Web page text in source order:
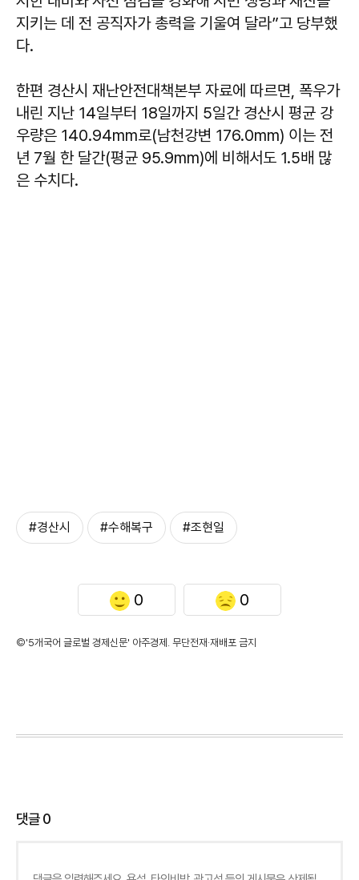
지키는 데 전 공직자가 총력을 기울여 달라”고 당부했
다.
한편 경산시 재난안전대책본부 자료에 따르면, 폭우가
내린 지난 14일부터 18일까지 5일간 경산시 평균 강
우량은 140.94mm로(남천강변 176.0mm) 이는 전
년 7월 한 달간(평균 95.9mm)에 비해서도 1.5배 많
은 수치다.
#경산시 #수해복구 #조현일
0 0
©'5개국어 글로벌 경제신문' 아주경제. 무단전재·재배포 금지
댓글0